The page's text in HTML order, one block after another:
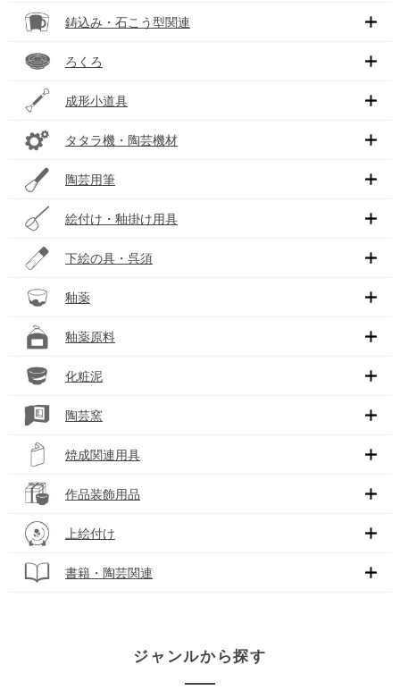
鋳込み・石こう型関連
ろくろ
成形小道具
タタラ機・陶芸機材
陶芸用筆
絵付け・釉掛け用具
下絵の具・呉須
釉薬
釉薬原料
化粧泥
陶芸窯
焼成関連用具
作品装飾用品
上絵付け
書籍・陶芸関連
ジャンルから探す